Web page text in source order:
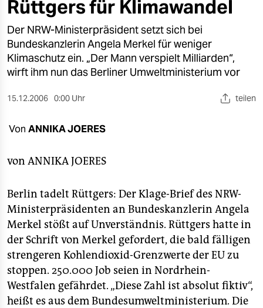
gesellschaft
kultur
sport
berlin
nord
wahrheit
verlag
veranstaltungen
shop
fragen & hilfe
unterstützen
Rüttgers für Klimawandel
Der NRW-Ministerpräsident setzt sich bei
Bundeskanzlerin Angela Merkel für weniger
Klimaschutz ein. „Der Mann verspielt Milliarden“,
wirft ihm nun das Berliner Umweltministerium vor
15.12.2006 0:00 Uhr teilen
Von ANNIKA JOERES
von ANNIKA JOERES
Berlin tadelt Rüttgers: Der Klage-Brief des NRW-
Ministerpräsidenten an Bundeskanzlerin Angela
Merkel stößt auf Unverständnis. Rüttgers hatte in
der Schrift von Merkel gefordert, die bald fälligen
strengeren Kohlendioxid-Grenzwerte der EU zu
stoppen. 250.000 Job seien in Nordrhein-
Westfalen gefährdet. „Diese Zahl ist absolut fiktiv“,
heißt es aus dem Bundesumweltministerium. Die